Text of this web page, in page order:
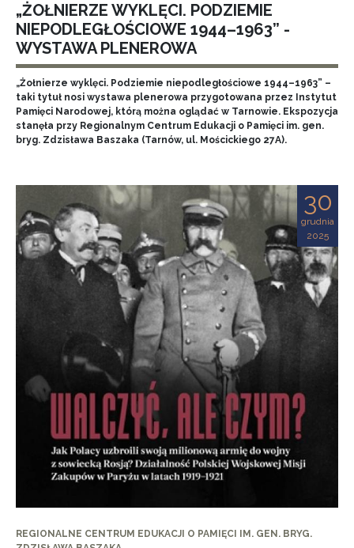
„ŻOŁNIERZE WYKLĘCI. PODZIEMIE
NIEPODLEGŁOŚCIOWE 1944–1963” -
WYSTAWA PLENEROWA
„Żołnierze wyklęci. Podziemie niepodległościowe 1944–1963” –
taki tytuł nosi wystawa plenerowa przygotowana przez Instytut
Pamięci Narodowej, którą można oglądać w Tarnowie. Ekspozycja
stanęła przy Regionalnym Centrum Edukacji o Pamięci im. gen.
bryg. Zdzisława Baszaka (Tarnów, ul. Mościckiego 27A).
30
grudnia
2025
REGIONALNE CENTRUM EDUKACJI O PAMIĘCI IM. GEN. BRYG.